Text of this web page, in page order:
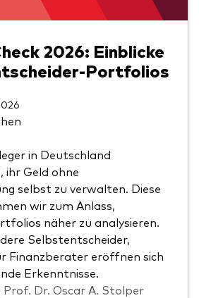
2026: Einblicke
Portfolios
in Deutschland
ihr Geld ohne
selbst zu verwalten. Diese
wir zum Anlass,
näher zu analysieren.
Selbstentscheider,
Finanzberater eröffnen sich
Erkenntnisse.
Dr. Oscar A. Stolper